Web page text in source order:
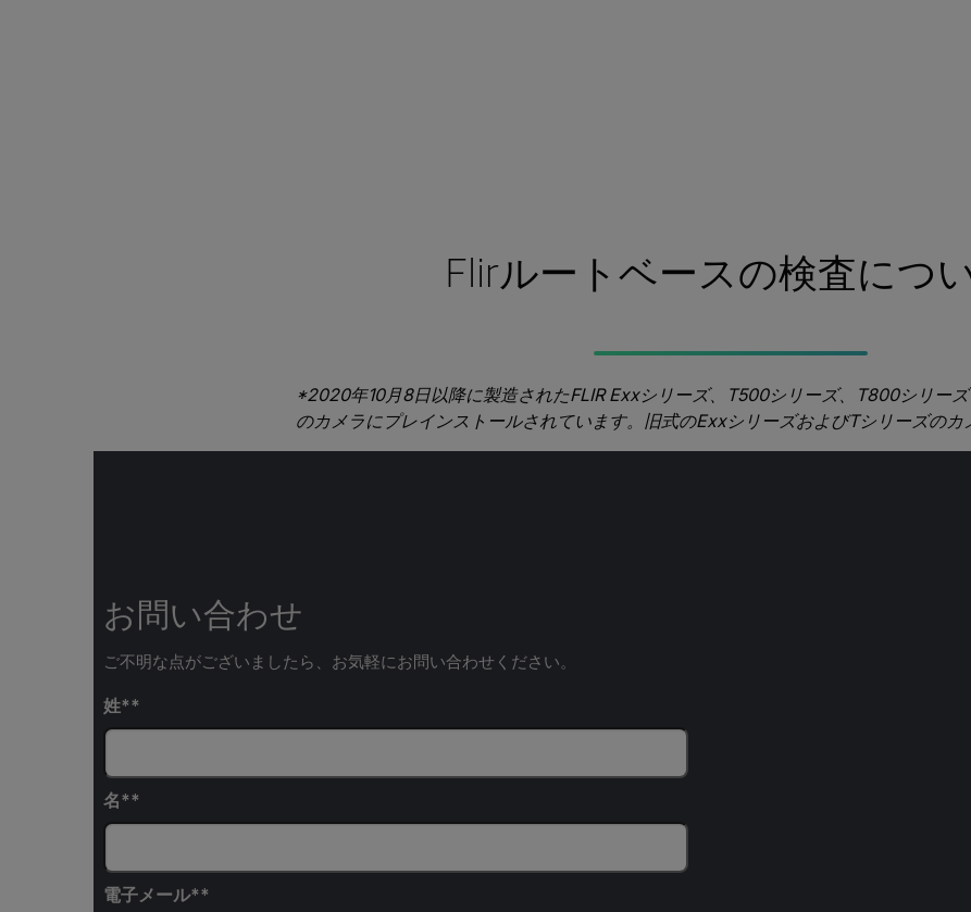
Flirルートベースの検査につ
*2020年10月8日以降に製造されたFLIR Exxシリーズ、T500シリーズ、T800シリー
のカメラにプレインストールされています。旧式のExxシリーズおよびTシリーズのカ
お問い合わせ
ご不明な点がございましたら、お気軽にお問い合わせください。
姓*
名*
電子メール*